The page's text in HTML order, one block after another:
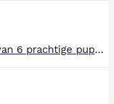
Op 6 juni 2026 is ons Belle bevallen van 6 prachtige puppy's in verschillende kleuren. Papa van de kroost is Max onze Australian Shepherd. De puppy's groeien op bij ons thuis waar ze verzorgt worden door het hele gezin. Doordat ze overspoeld worden met aandacht van de kinderen en dus gewend zijn aan de vele verschillende 'handjes' zijn ze heel vrij en sociaal. Nu ze wat ouder en nieuwsgieriger worden mogen ze mee naar buiten op ontdekkingsreis. Hier kunnen ze ravotten en de wereld gaan zien en kennis maken met de andere dieren hier op onze hobby boerderij. Van de week is onze dierenarts op bezoek geweest en ze heeft ze allemaal kern gezond bevonden, de eerste enting gegeven en voorzien van een chipje met bijpassend paspoort. Natuurlijk zijn ze volgens schema regelmatig ontwormd. De rakkers groeien als kool en zijn bijna oud genoeg om het veilige nest, Belle en ons te verlaten. Dus wordt het langzamerhand tijd om een fijn nieuw thuis voor ze te vinden. Heb je interesse en wil je ons Belle met haar kroost komen bewonderen, altijd welkom! Misschien tot ziens